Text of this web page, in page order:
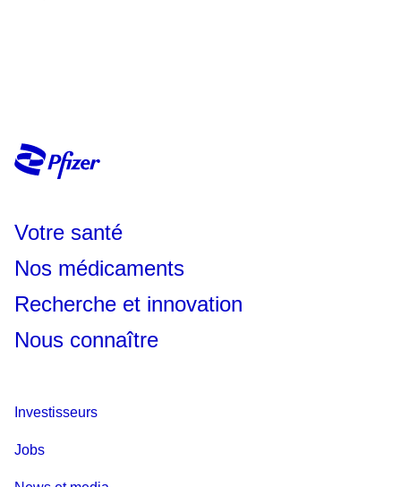
Votre santé
Nos médicaments
Recherche et innovation
Nous connaître
Investisseurs
Jobs